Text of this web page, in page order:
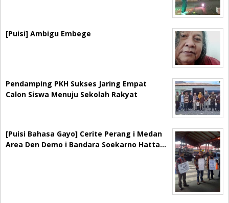
[Puisi] Ambigu Embege
Pendamping PKH Sukses Jaring Empat
Calon Siswa Menuju Sekolah Rakyat
[Puisi Bahasa Gayo] Cerite Perang i Medan
Area Den Demo i Bandara Soekarno Hatta…